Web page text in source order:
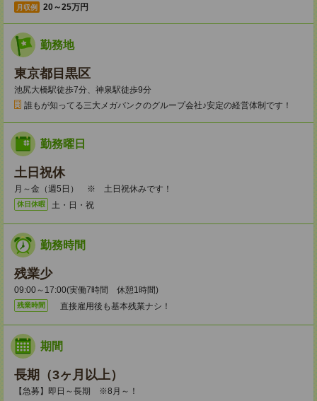
月収例 20～25万円
勤務地
東京都目黒区
池尻大橋駅徒歩7分、神泉駅徒歩9分
誰もが知ってる三大メガバンクのグループ会社♪安定の経営体制です！
勤務曜日
土日祝休
月～金（週5日） ※ 土日祝休みです！
休日休暇 土・日・祝
勤務時間
残業少
09:00～17:00(実働7時間 休憩1時間)
残業時間 直接雇用後も基本残業ナシ！
期間
長期（3ヶ月以上）
【急募】即日～長期 ※8月～！